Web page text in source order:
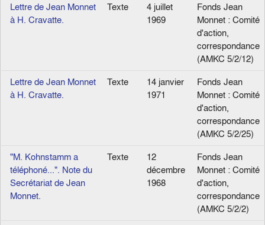
Lettre de Jean Monnet
à H. Cravatte.
Texte
4 juillet
1969
Fonds Jean
Monnet : Comité
d'action,
correspondance
(AMKC 5/2/12)
Lettre de Jean Monnet
à H. Cravatte.
Texte
14 janvier
1971
Fonds Jean
Monnet : Comité
d'action,
correspondance
(AMKC 5/2/25)
"M. Kohnstamm a
téléphoné...". Note du
Secrétariat de Jean
Monnet.
Texte
12
décembre
1968
Fonds Jean
Monnet : Comité
d'action,
correspondance
(AMKC 5/2/2)